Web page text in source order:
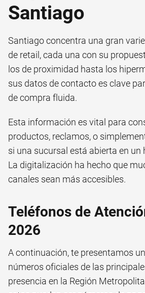
Santiago
Santiago concentra una gran
de retail, cada una con su
los de proximidad hasta los
sus datos de contacto es clave
de compra fluida.
Esta información es vital para
productos, reclamos, o
si una sucursal está abierta en un
La digitalización ha hecho que
canales sean más accesibles.
Teléfonos de
2026
A continuación, te presentamos
números oficiales de las
presencia en la Región